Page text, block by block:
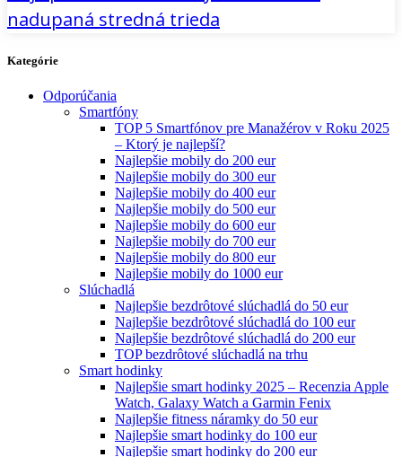
nadupaná stredná trieda
Kategórie
Odporúčania
Smartfóny
TOP 5 Smartfónov pre Manažérov v Roku 2025
– Ktorý je najlepší?
Najlepšie mobily do 200 eur
Najlepšie mobily do 300 eur
Najlepšie mobily do 400 eur
Najlepšie mobily do 500 eur
Najlepšie mobily do 600 eur
Najlepšie mobily do 700 eur
Najlepšie mobily do 800 eur
Najlepšie mobily do 1000 eur
Slúchadlá
Najlepšie bezdrôtové slúchadlá do 50 eur
Najlepšie bezdrôtové slúchadlá do 100 eur
Najlepšie bezdrôtové slúchadlá do 200 eur
TOP bezdrôtové slúchadlá na trhu
Smart hodinky
Najlepšie smart hodinky 2025 – Recenzia Apple
Watch, Galaxy Watch a Garmin Fenix
Najlepšie fitness náramky do 50 eur
Najlepšie smart hodinky do 100 eur
Najlepšie smart hodinky do 200 eur